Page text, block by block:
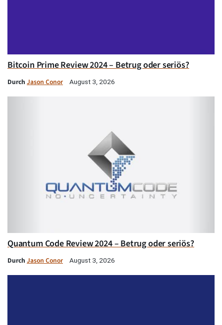
Bitcoin Prime Review 2024 – Betrug oder seriös?
Durch Jason Conor August 3, 2026
Quantum Code Review 2024 – Betrug oder seriös?
Durch Jason Conor August 3, 2026